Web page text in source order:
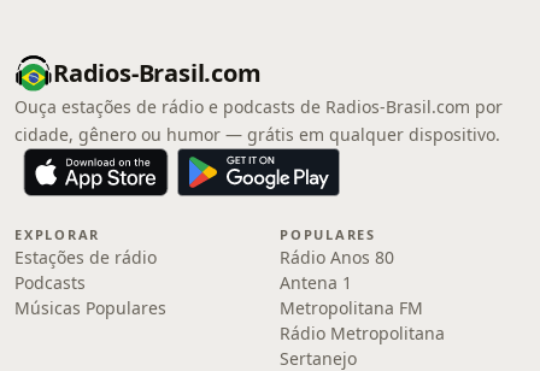
Radios-Brasil.com
Ouça estações de rádio e podcasts de Radios-Brasil.com por
cidade, gênero ou humor — grátis em qualquer dispositivo.
EXPLORAR
Estações de rádio
Podcasts
Músicas Populares
POPULARES
Rádio Anos 80
Antena 1
Metropolitana FM
Rádio Metropolitana
Sertanejo